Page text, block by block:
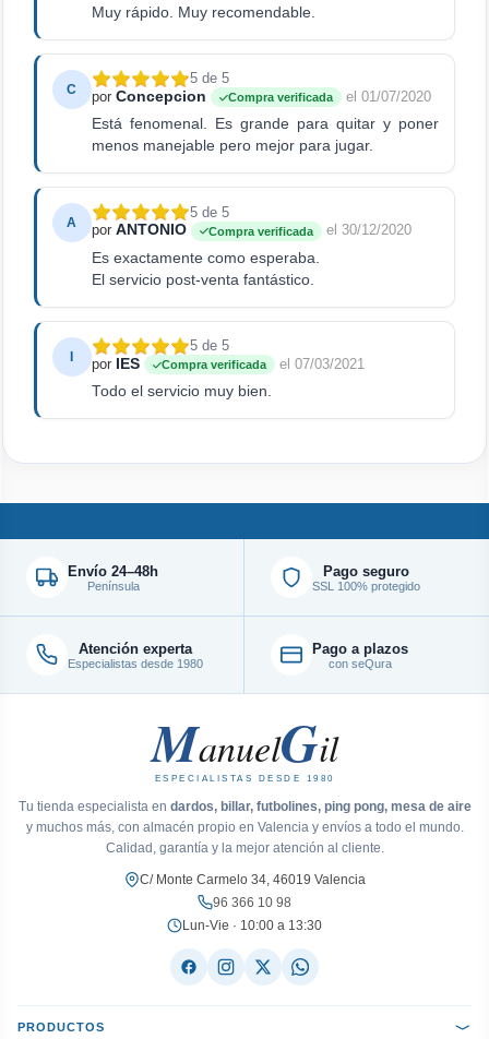
Muy rápido. Muy recomendable.
C
5 de 5
por Concepcion Compra verificada
el 01/07/2020
Está fenomenal. Es grande para quitar y poner
menos manejable pero mejor para jugar.
A
5 de 5
por ANTONIO Compra verificada
el 30/12/2020
Es exactamente como esperaba.
El servicio post-venta fantástico.
I
5 de 5
por IES Compra verificada
el 07/03/2021
Todo el servicio muy bien.
Envío 24–48h
Península
Pago seguro
SSL 100% protegido
Atención experta
Especialistas desde 1980
Pago a plazos
con seQura
ManuelGil
ESPECIALISTAS DESDE 1980
Tu tienda especialista en dardos, billar, futbolines, ping pong, mesa de aire
y muchos más, con almacén propio en Valencia y envíos a todo el mundo.
Calidad, garantía y la mejor atención al cliente.
C/ Monte Carmelo 34, 46019 Valencia
96 366 10 98
Lun-Vie · 10:00 a 13:30
PRODUCTOS